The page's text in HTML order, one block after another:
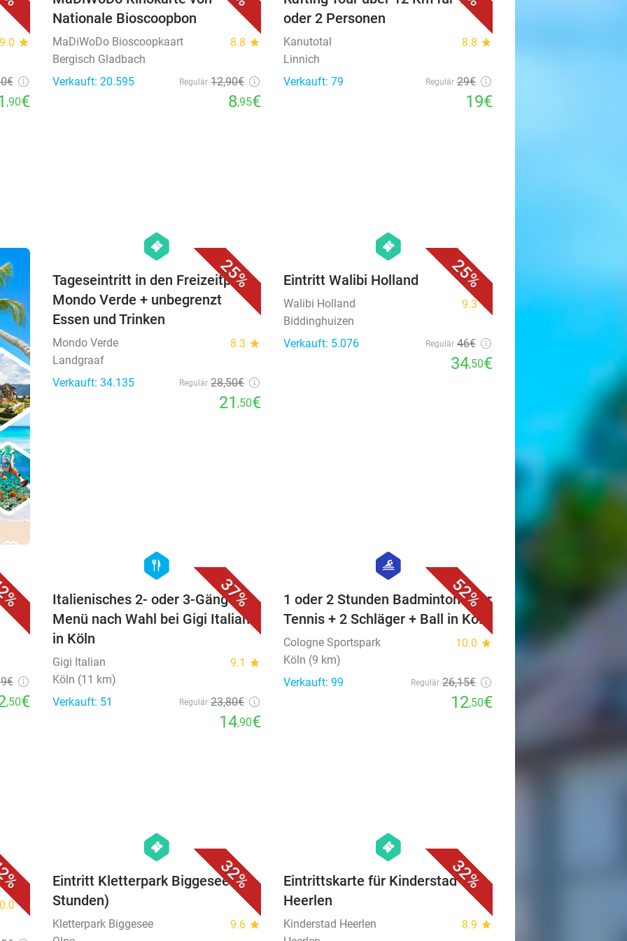
9.0 star
€
,90€
Nationale Bioscoopbon
MaDiWoDo Bioscoopkaart 8.8 star
Bergisch Gladbach
Verkauft: 20.595
Regulär 12,90€
8,95€
oder 2 Personen
Kanutotal 8.8 star
Linnich
Verkauft: 79
Regulär 29€
19€
25%
hexagon
events
Tageseintritt in den Freizeitpark
Mondo Verde + unbegrenzt
Essen und Trinken
Mondo Verde 8.3 star
Landgraaf
Verkauft: 34.135
Regulär 28,50€
21,50€
25%
hexagon
events
Eintritt Walibi Holland
Walibi Holland 9.3star
Biddinghuizen
Verkauft: 5.076
Regulär 46€
34,50€
favorite_border
,50€
37%
hexagon
food
Italienisches 2- oder 3-Gänge-
Menü nach Wahl bei Gigi Italian
in Köln
Gigi Italian 9.1 star
Köln (11 km)
Verkauft: 51
Regulär 23,80€
14,90€
52%
hexagon
sport
1 oder 2 Stunden Badminton oder
Tennis + 2 Schläger + Ball in Köln
Cologne Sportspark 10.0 star
Köln (9 km)
Verkauft: 99
Regulär 26,15€
12,50€
star
32%
hexagon
events
Eintritt Kletterpark Biggesee (3
Stunden)
Kletterpark Biggesee 9.6 star
32%
hexagon
events
Eintrittskarte für Kinderstad
Heerlen
Kinderstad Heerlen 8.9 star